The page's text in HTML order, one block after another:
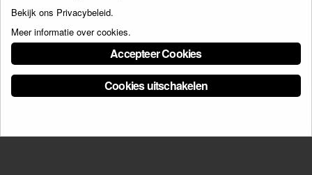
© Copyright - Franciscus Huis Weert B.V. - webdesign:
Bekijk ons Privacybeleid.
Meer informatie over cookies.
Accepteer Cookies
Cookies uitschakelen